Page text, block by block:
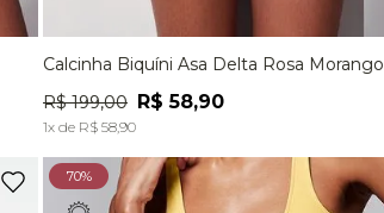
G
P EG
M
ADICIONAR À SACOLA
Calcinha Biquíni Asa Delta Rosa Morango
R$ 199,00 R$ 58,90
1x de R$ 58,90
70%